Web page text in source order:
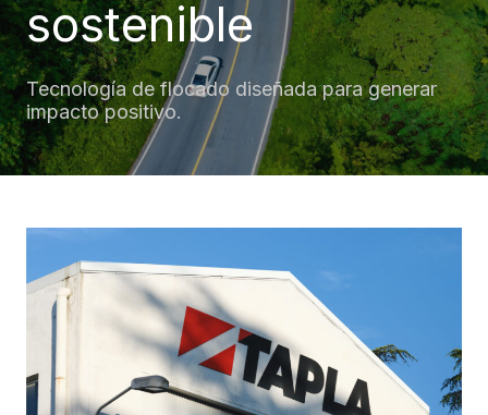
sostenible
Tecnología de flocado diseñada para generar
impacto positivo.